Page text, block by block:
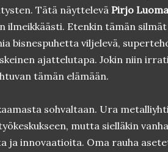
Tätä näyttelevä Pirjo
ilmeikkäästi. Etenkin tämän
bisnespuhetta viljelevä,
ajattelutapa. Jokin niin
tämän elämään.
sohvaltaan. Ura
mutta sielläkin
ja innovaatioita. Oma rauha